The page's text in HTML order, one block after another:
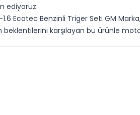
ediyoruz.
Ecotec Benzinli Triger Seti GM
beklentilerini karşılayan bu ürünle